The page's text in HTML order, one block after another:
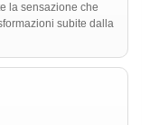
la sensazione che
subite dalla